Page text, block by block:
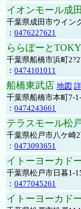
イオンモール成
千葉県成田市ウイン
： 0476227621
ららぽーと
千葉県船橋市浜町
： 0474101011
船橋東武店 地図
千葉県船橋市本町7-
： 0474243661
テラスモール松
千葉県松戸市八ケ崎
： 0473093651
イトーヨーカド
千葉県松戸市日暮1-
： 0477045261
イトーヨーカド